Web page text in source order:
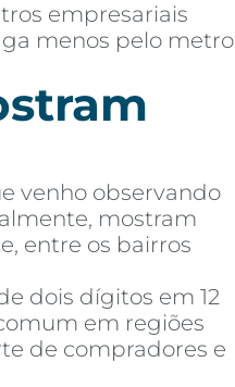
empresariais
menos pelo metro
venho observando
mostram
entre os bairros
dois dígitos em 12
em regiões
de compradores e